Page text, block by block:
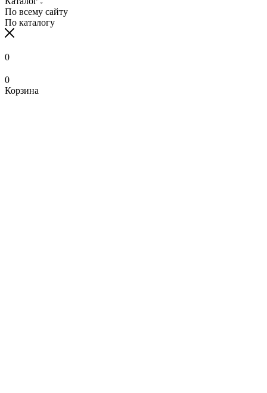
По всему сайту
По каталогу
0
0
Корзина